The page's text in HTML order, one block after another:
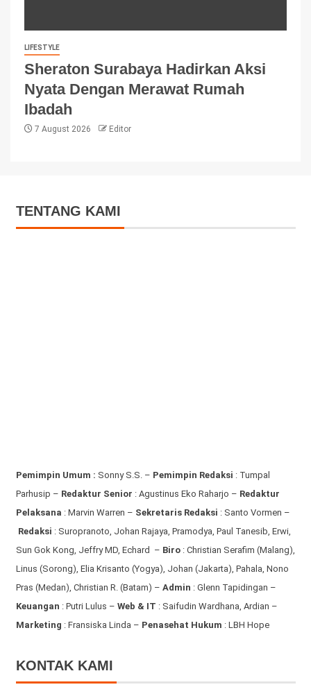
LIFESTYLE
Sheraton Surabaya Hadirkan Aksi
Nyata Dengan Merawat Rumah
Ibadah
7 August 2026 Editor
TENTANG KAMI
Pemimpin Umum : Sonny S.S. – Pemimpin Redaksi : Tumpal
Parhusip – Redaktur Senior : Agustinus Eko Raharjo – Redaktur
Pelaksana : Marvin Warren – Sekretaris Redaksi : Santo Vormen –
Redaksi : Suropranoto, Johan Rajaya, Pramodya, Paul Tanesib, Erwi,
Sun Gok Kong, Jeffry MD, Echard – Biro: Christian Serafim (Malang),
Linus (Sorong), Elia Krisanto (Yogya), Johan (Jakarta), Pahala, Nono
Pras (Medan), Christian R. (Batam) – Admin : Glenn Tapidingan –
Keuangan : Putri Lulus – Web & IT : Saifudin Wardhana, Ardian –
Marketing : Fransiska Linda – Penasehat Hukum : LBH Hope
KONTAK KAMI